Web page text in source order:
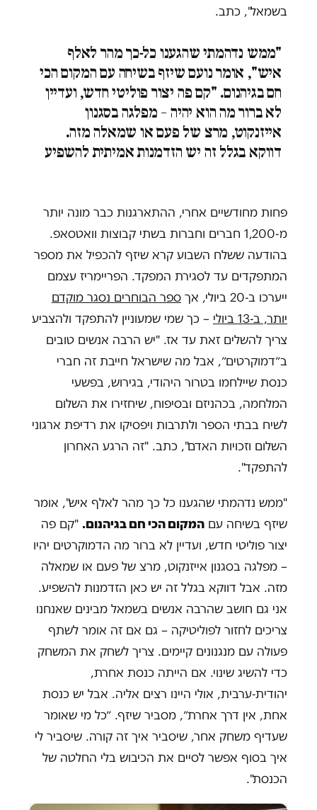
בשמאל", כתב.
"ממש נדהמתי שהגענו כל-כך מהר לאלף
איש", אומר נועם שיזף בשיחה עם המקום הכי
חם בגיהנום. "קם פה יצור פוליטי חדש, ועדיין
לא ברור מה הוא יהיה – מפלגה בסגנון
אייזנקוט, מרצ של פעם או שמאלה מזה.
דווקא בגלל זה יש הזדמנות אמיתית להשפיע
פחות מחודשיים אחרי, ההתארגנות כבר מונה יותר
מ-1,200 חברים וחברות בשתי קבוצות וואטסאפ.
בהודעה ששלח השבוע קרא שיזף להכפיל את מספר
המתפקדים עד לסגירת המפקד. הפריימריז עצמם
ייערכו ב-20 ביולי, אך
ספר הבוחרים נסגר מוקדם
יותר, ב-13 ביולי
– כך שמי שמעוניין להתפקד ולהצביע
צריך להשלים זאת עד אז. "יש הרבה אנשים טובים
ב״דמוקרטים״, אבל מה שישראל חייבת זה חברי
כנסת שיילחמו בטרור היהודי, בגירוש, בפשעי
המלחמה, בכהניזם ובסיפוח, שיחזירו את השלום
לשיח בבתי הספר ולתרבות ויפסיקו את רדיפת ארגוני
השלום וזכויות האדם", כתב. "זה הרגע האחרון
להתפקד".
"ממש נדהמתי שהגענו כל כך מהר לאלף איש", אומר
שיזף בשיחה עם המקום הכי חם בגיהנום. "קם פה
יצור פוליטי חדש, ועדיין לא ברור מה הדמוקרטים יהיו
– מפלגה בסגנון אייזנקוט, מרצ של פעם או שמאלה
מזה. אבל דווקא בגלל זה יש כאן הזדמנות להשפיע.
אני גם חושב שהרבה אנשים בשמאל מבינים שאנחנו
צריכים לחזור לפוליטיקה – גם אם זה אומר לשתף
פעולה עם מנגנונים קיימים. צריך לשחק את המשחק
כדי להשיג שינוי. אם הייתה כנסת אחרת,
יהודית-ערבית, אולי היינו רצים אליה. אבל יש כנסת
אחת, אין דרך אחרת״, מסביר שיזף. ״כל מי שאומר
שעדיף משחק אחר, שיסביר איך זה קורה. שיסביר לי
איך בסוף אפשר לסיים את הכיבוש בלי החלטה של
הכנסת".